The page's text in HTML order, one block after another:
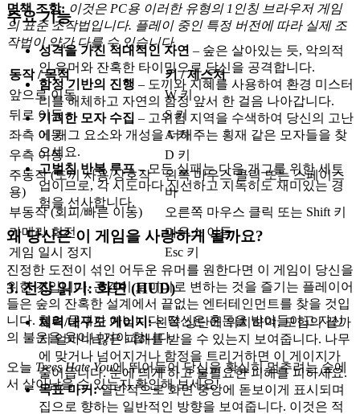
주요 기능
성격을 가진 적대적인 자연 – 숲은 살아있는 듯, 악의적
인 유머와 잔혹한 타이밍으로 당신을 공격합니다.
함정 기반의 진행 – 도끼와 지혜를 사용하여 환경 미스터
리를 해체하고 자연의 함정 앞서 한 걸음 나아갑니다.
기괴한 모자 수집 – 고위험 지역을 수색하여 당신의 고난
에 개그 요소와 개성을 더해주는 횡재 같은 모자들을 찾
으세요.
고벌침 반복 루프– 모든 실패는 다음 개그를 위한 세트
업이므로, 각 시도마다 신선하고 지독히도 재미있는 경
험을 선사합니다.
왜 당신은 이 게임을 사랑하게 될까요?
진정한 도전이 섞인 어두운 유머를 원한다면 이 게임이 당신을
위한 것입니다. 곤경이 코미디로 변하는 것을 즐기는 플레이어
들은 숲의 잔혹한 설계에서 끝없는 엔터테인먼트를 찾을 것입
니다. 힘의 문제가 아닙니다. 당신은 혼돈을 받아들이고 자신
의 불운을 웃어넘겨야 합니다.
오늘 Trees Hate You에 뛰어들어 당신을 확실히 멈추려는 숲에
서 살아남을 수 있는지 확인해 보세요!
면책 조항: 이것은 PC용 이러한 유형의 1인칭 브라우저 게임
의 표준 조작법입니다. 플레이 중인 특정 버전에 따라 실제 조
작법이 약간 다를 수 있습니다.
동작 / 목적
키 / 제스처
앞으로 이동
W 키
뒤로 이동
S 키
좌측 이동
A 키
우측 이동
D 키
주동작 (도끼 사용/상호작
용)
왼쪽 마우스 클릭 또는 스페이스
바
부동작 (회피/빠른 이동)
오른쪽 마우스 클릭 또는 Shift 키
카메라 회전
마우스 이동
게임 일시 정지
Esc 키
3. 전장 읽기: 화면 (HUD)
체력/내구도 게이지:왼쪽 상단에 위치하며, 모험의 끝까
지 얼마나 많은 피해를 받을 수 있는지 보여줍니다. 나무
에 맞거나 넘어지거나 함정을 트리거하면 이 게이지가
줄어듭니다. 눈에 띄게 하고 불필요한 피해를 피하세요.
목표 마커:일반적으로 화면 중앙에 돋보이게 표시되며
집으로 향하는 일반적인 방향을 보여줍니다. 이것은 적